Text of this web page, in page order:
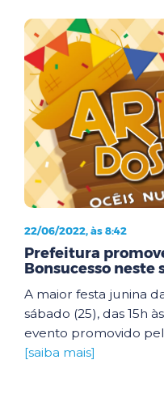
22/06/2022, às 8:42
Prefeitura
Bonsucesso neste
A maior festa junina
sábado (25), das 15h
evento promovido
[saiba mais]